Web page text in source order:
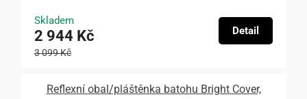
Skladem
2 944 Kč
3 099 Kč
Detail
Reflexní obal/pláštěnka batohu Bright Cover,